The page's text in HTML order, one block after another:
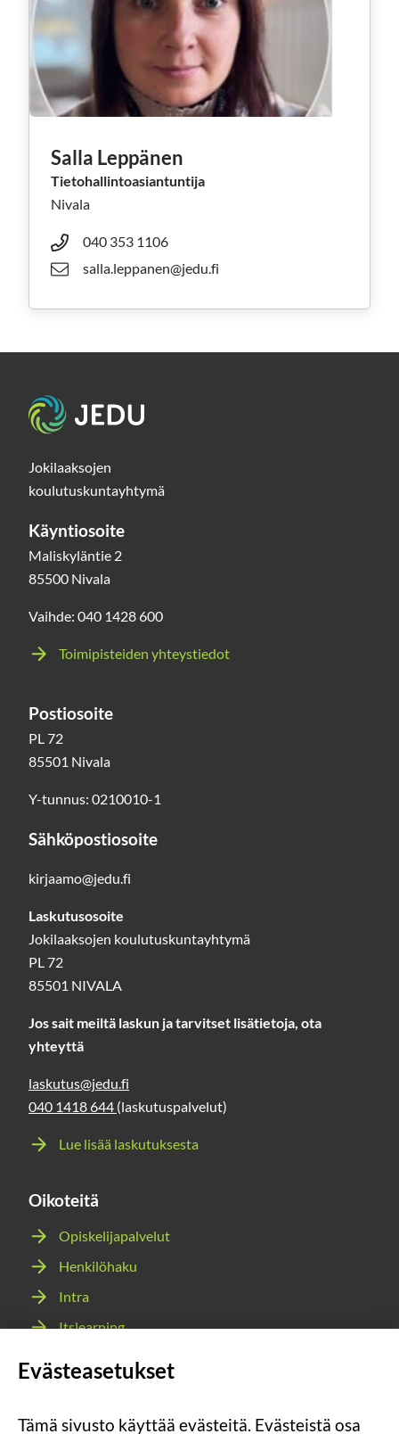
Salla Leppänen
Tietohallintoasiantuntija
Nivala
040 353 1106
salla.leppanen@jedu.fi
Etusivu
Jokilaaksojen
koulutuskuntayhtymä
Käyntiosoite
Maliskyläntie 2
85500 Nivala
Vaihde: 040 1428 600
Toimipisteiden yhteystiedot
Postiosoite
PL 72
85501 Nivala
Y-tunnus: 0210010-1
Sähköpostiosoite
kirjaamo@jedu.fi
Laskutusosoite
Jokilaaksojen koulutuskuntayhtymä
PL 72
85501 NIVALA
Jos sait meiltä laskun ja tarvitset lisätietoja, ota
yhteyttä
laskutus@jedu.fi
040 1418 644 (laskutuspalvelut)
Lue lisää laskutuksesta
Oikoteitä
Opiskelijapalvelut
Henkilöhaku
Intra
Itslearning
Evästeasetukset
Tämä sivusto käyttää evästeitä. Evästeistä osa